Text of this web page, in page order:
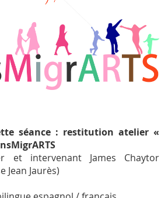
séance : restitution atelier «
et intervenant James Chaytor
Jean Jaurès)